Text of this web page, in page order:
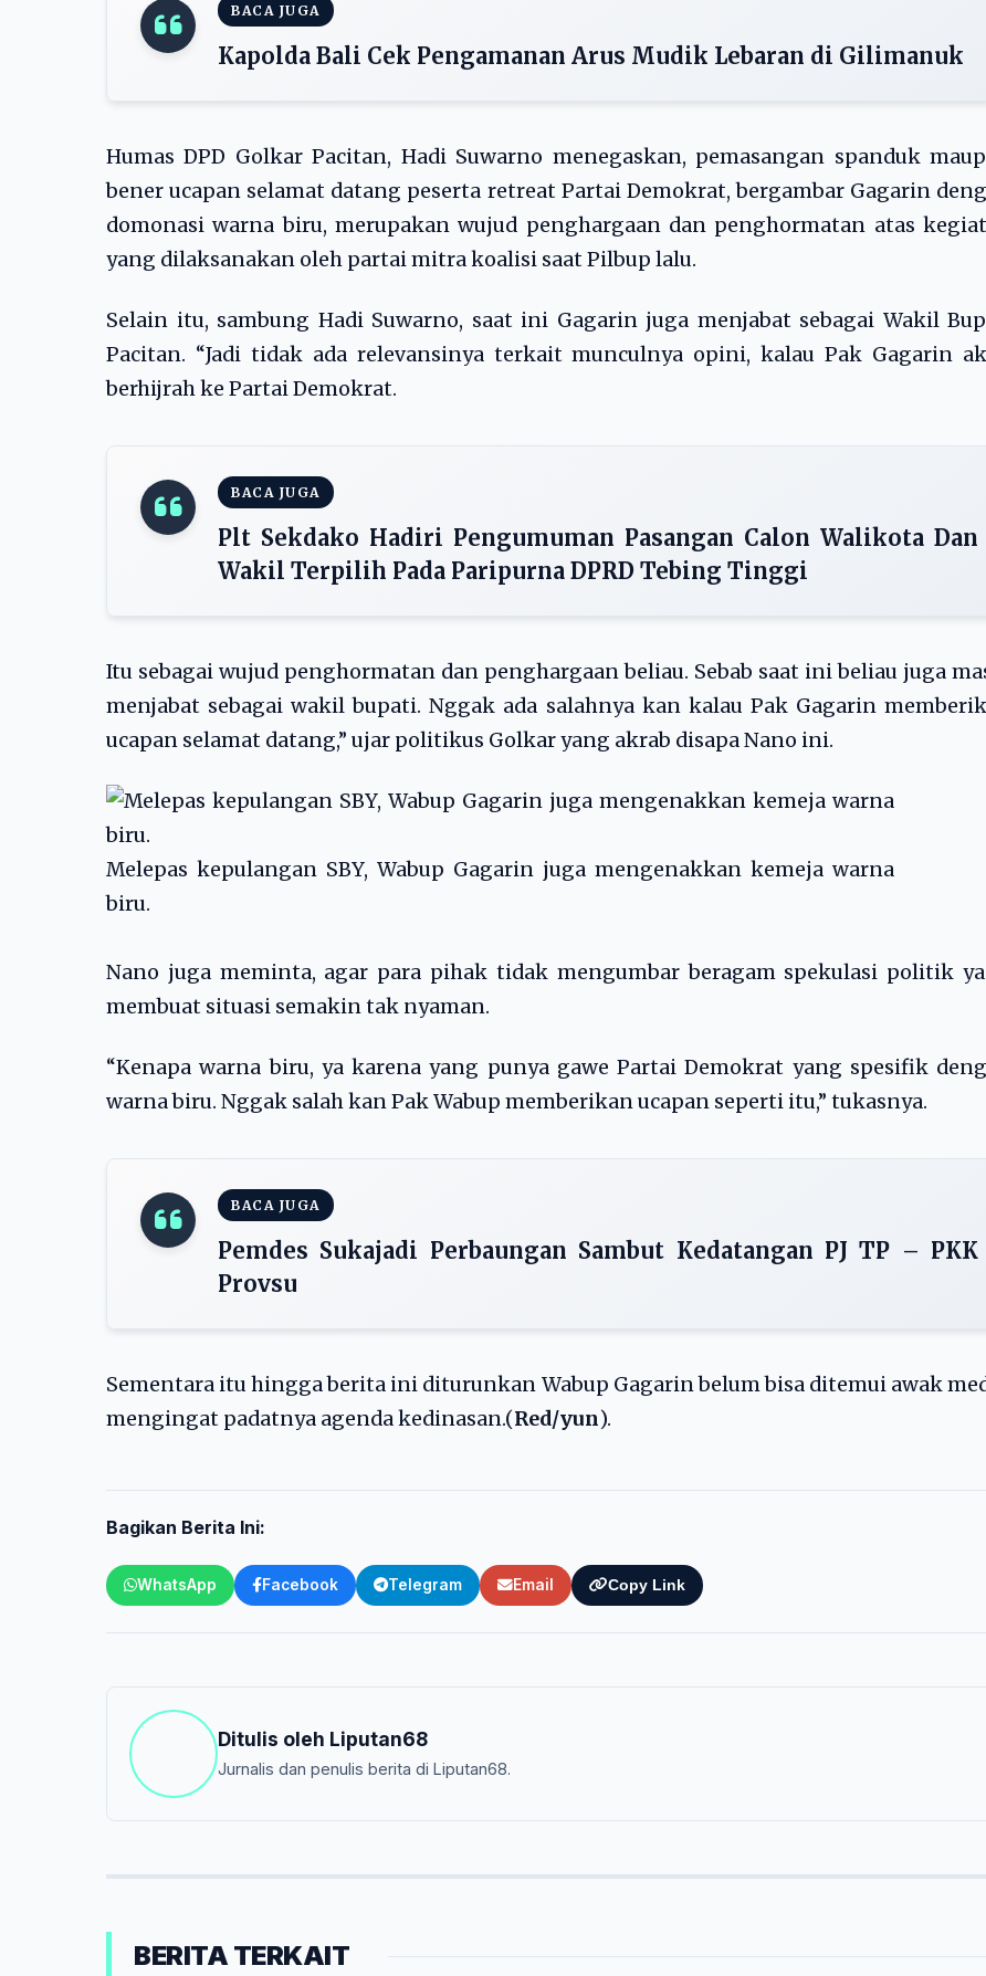
BACA JUGA
Kapolda Bali Cek Pengamanan Arus Mudik Lebaran di Gilimanuk
Humas DPD Golkar Pacitan, Hadi Suwarno menegaskan, pemasangan spanduk
bener ucapan selamat datang peserta retreat Partai Demokrat, bergambar Gagarin
domonasi warna biru, merupakan wujud penghargaan dan penghormatan atas
yang dilaksanakan oleh partai mitra koalisi saat Pilbup lalu.
Selain itu, sambung Hadi Suwarno, saat ini Gagarin juga menjabat sebagai Wakil
Pacitan. “Jadi tidak ada relevansinya terkait munculnya opini, kalau Pak Gagarin
berhijrah ke Partai Demokrat.
BACA JUGA
Plt Sekdako Hadiri Pengumuman Pasangan Calon Walikota Dan
Wakil Terpilih Pada Paripurna DPRD Tebing Tinggi
Itu sebagai wujud penghormatan dan penghargaan beliau. Sebab saat ini beliau juga
menjabat sebagai wakil bupati. Nggak ada salahnya kan kalau Pak Gagarin
ucapan selamat datang,” ujar politikus Golkar yang akrab disapa Nano ini.
Melepas kepulangan SBY, Wabup Gagarin juga mengenakkan kemeja warna
biru.
Nano juga meminta, agar para pihak tidak mengumbar beragam spekulasi politik
membuat situasi semakin tak nyaman.
“Kenapa warna biru, ya karena yang punya gawe Partai Demokrat yang spesifik
warna biru. Nggak salah kan Pak Wabup memberikan ucapan seperti itu,” tukasnya.
BACA JUGA
Pemdes Sukajadi Perbaungan Sambut Kedatangan PJ TP – PKK
Provsu
Sementara itu hingga berita ini diturunkan Wabup Gagarin belum bisa ditemui awak
mengingat padatnya agenda kedinasan.(Red/yun).
Bagikan Berita Ini:
WhatsApp Facebook Telegram Email Copy Link
Ditulis oleh Liputan68
Jurnalis dan penulis berita di Liputan68.
BERITA TERKAIT